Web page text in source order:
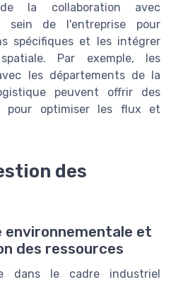
la collaboration avec
sein de l'entreprise pour
spécifiques et les intégrer
Par exemple, les
les départements de la
peuvent offrir des
pour optimiser les flux et
des
environnementale et
des ressources
dans le cadre industriel